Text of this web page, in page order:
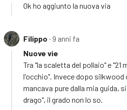
Ok ho aggiunto la nuova via
Filippo ∙ 9 anni fa
Nuove vie
Tra "la scaletta del pollaio" e "21
l'occhio". Invece dopo silkwood
mancava pure dalla mia guida,
drago", il grado non lo so.